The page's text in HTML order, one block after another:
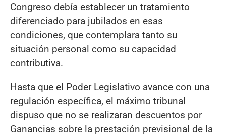
Congreso debía establecer un tratamiento
diferenciado para jubilados en esas
condiciones, que contemplara tanto su
situación personal como su capacidad
contributiva.
Hasta que el Poder Legislativo avance con una
regulación específica, el máximo tribunal
dispuso que no se realizaran descuentos por
Ganancias sobre la prestación previsional de la